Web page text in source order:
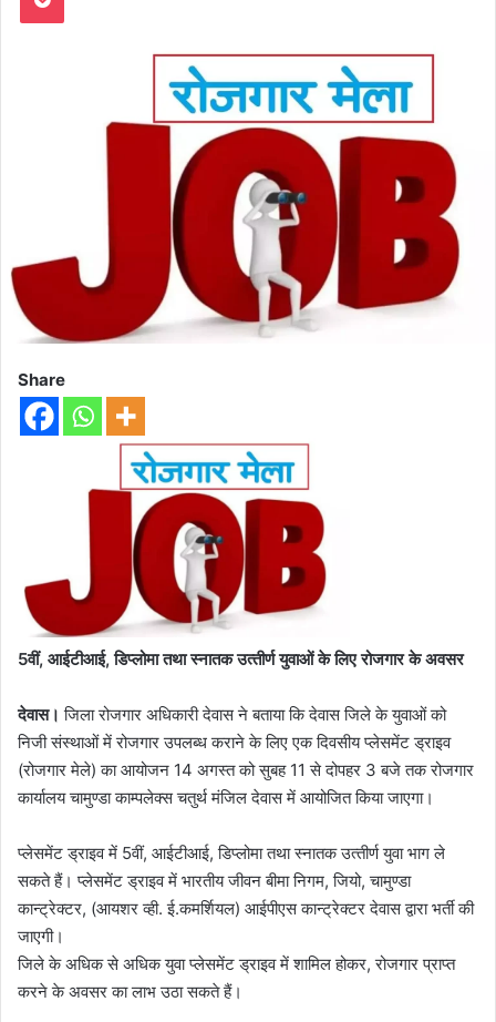
Share
5वीं, आईटीआई, डिप्लोमा तथा स्नातक उत्‍तीर्ण युवाओं के लिए रोजगार के अवसर
देवास। जिला रोजगार अधिकारी देवास ने बताया कि देवास जिले के युवाओं को
निजी संस्थाओं में रोजगार उपलब्ध कराने के लिए एक दिवसीय प्लेसमेंट ड्राइव
(रोजगार मेले) का आयोजन 14 अगस्त को सुबह 11 से दोपहर 3 बजे तक रोजगार
कार्यालय चामुण्डा काम्पलेक्स चतुर्थ मंजिल देवास में आयोजित किया जाएगा।
प्लेसमेंट ड्राइव में 5वीं, आईटीआई, डिप्लोमा तथा स्नातक उत्‍तीर्ण युवा भाग ले
सकते हैं। प्‍लेसमेंट ड्राइव में भारतीय जीवन बीमा निगम, जियो, चामुण्डा
कान्‍ट्रेक्टर, (आयशर व्ही. ई.कमर्शियल) आईपीएस कान्ट्रेक्टर देवास द्वारा भर्ती की
जाएगी।
जिले के अधिक से अधिक युवा प्लेसमेंट ड्राइव में शामिल होकर, रोजगार प्राप्‍त
करने के अवसर का लाभ उठा सकते हैं।